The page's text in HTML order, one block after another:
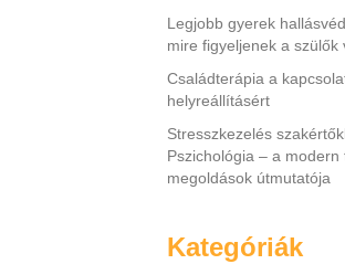
Legjobb gyerek
mire figyeljenek a szülők
Családterápia a
helyreállításért
Stresszkezelés
Pszichológia – a modern
megoldások útmutatója
Kategóriák